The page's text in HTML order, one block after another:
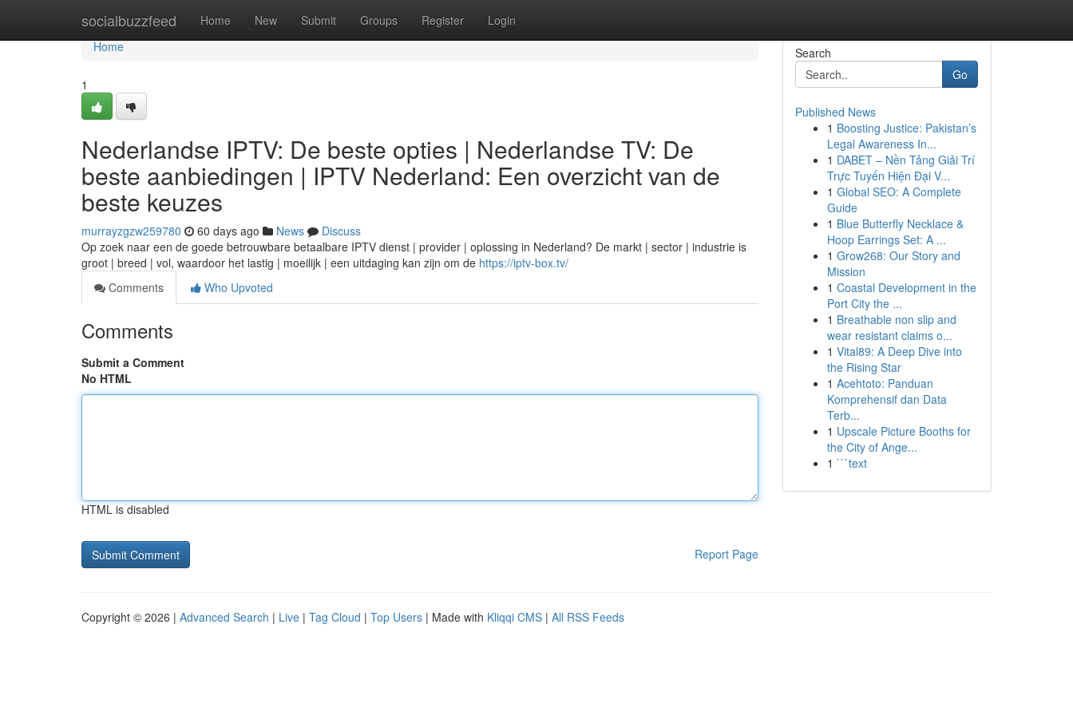
socialbuzzfeed Home New Submit Groups Register Login
Home
Home
1
Nederlandse IPTV: De beste opties | Nederlandse TV: De
beste aanbiedingen | IPTV Nederland: Een overzicht van de
beste keuzes
murrayzgzw259780 60 days ago News
Discuss
Op zoek naar een de goede betrouwbare betaalbare IPTV dienst | provider | oplossing in Nederland? De markt | sector | industrie is
groot | breed | vol, waardoor het lastig | moeilijk | een uitdaging kan zijn om de https://iptv-box.tv/
Comments
Who Upvoted
Comments
Submit a Comment
No HTML
HTML is disabled
Report Page
Search
Go
Published News
1 Boosting Justice: Pakistan’s
Legal Awareness In...
1 DABET – Nền Tảng Giải Trí
Trực Tuyến Hiện Đại V...
1 Global SEO: A Complete
Guide
1 Blue Butterfly Necklace &
Hoop Earrings Set: A ...
1 Grow268: Our Story and
Mission
1 Coastal Development in the
Port City the ...
1 Breathable non slip and
wear resistant claims o...
1 Vital89: A Deep Dive into
the Rising Star
1 Acehtoto: Panduan
Komprehensif dan Data
Terb...
1 Upscale Picture Booths for
the City of Ange...
1 ```text
Copyright © 2026 | Advanced Search | Live | Tag Cloud | Top Users | Made with Kliqqi CMS | All RSS Feeds